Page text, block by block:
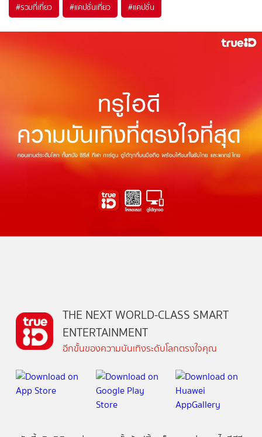
#รวมที่เที่ยว #แคปชั่นเที่ยว #แคปชั่น
THE NEXT WORLD-CLASS SMART
ENTERTAINMENT
อีกขั้นของความบันเทิงระดับโลกตรงใจคุณ